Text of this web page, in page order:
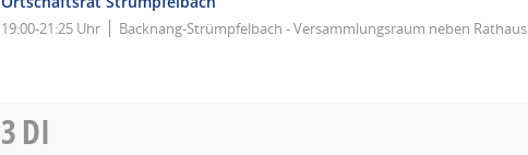
19:00-21:25 Uhr Backnang-Strümpfelbach - Versammlungsraum neben Rathaus
3DI